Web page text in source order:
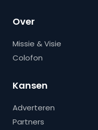
Over
Missie & Visie
Colofon
Kansen
Adverteren
Partners